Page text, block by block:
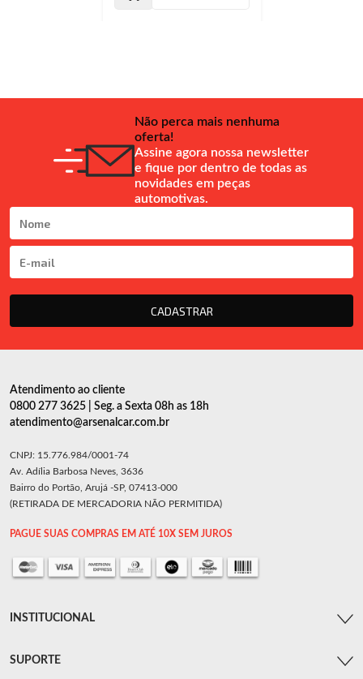
Não perca mais nenhuma
oferta!
Assine agora nossa newsletter
e fique por dentro de todas as
novidades em peças
automotivas.
CADASTRAR
Atendimento ao cliente
0800 277 3625 | Seg. a Sexta 08h as 18h
atendimento@arsenalcar.com.br
CNPJ: 15.776.984/0001-74
Av. Adília Barbosa Neves, 3636
Bairro do Portão, Arujá -SP, 07413-000
(RETIRADA DE MERCADORIA NÃO PERMITIDA)
PAGUE SUAS COMPRAS EM ATÉ 10X SEM JUROS
INSTITUCIONAL
SUPORTE